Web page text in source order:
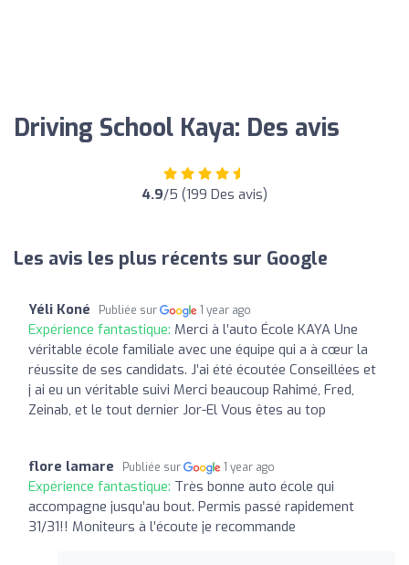
Driving School Kaya: Des avis
4.9/5 (199 Des avis)
Les avis les plus récents sur Google
Yéli Koné Publiée sur 1 year ago
Expérience fantastique: Merci à l’auto École KAYA Une
véritable école familiale avec une équipe qui a à cœur la
réussite de ses candidats. J’ai été écoutée Conseillées et
j ai eu un véritable suivi Merci beaucoup Rahimé, Fred,
Zeinab, et le tout dernier Jor-El Vous êtes au top
flore lamare Publiée sur 1 year ago
Expérience fantastique: Très bonne auto école qui
accompagne jusqu’au bout. Permis passé rapidement
31/31!! Moniteurs à l’écoute je recommande